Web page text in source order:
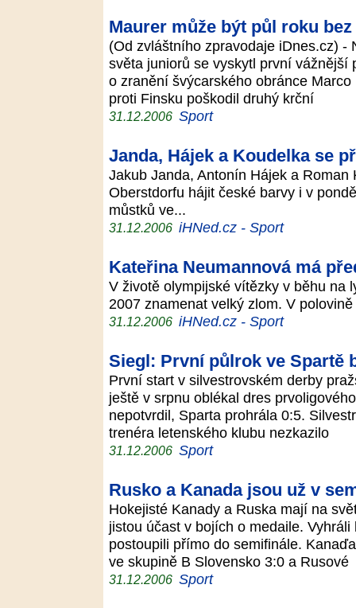
Maurer může být půl roku
(Od zvláštního zpravodaje iDnes.cz)
světa juniorů se vyskytl první vážnější
o zranění švýcarského obránce
proti Finsku poškodil druhý krční
31.12.2006 Sport
Janda, Hájek a Koudelka se
Jakub Janda, Antonín Hájek a
Oberstdorfu hájit české barvy i v
můstků ve...
31.12.2006 iHNed.cz - Sport
Kateřina Neumannová má
V životě olympijské vítězky v běhu na
2007 znamenat velký zlom. V
31.12.2006 iHNed.cz - Sport
Siegl: První půlrok ve Spartě
První start v silvestrovském derby
ještě v srpnu oblékal dres
nepotvrdil, Sparta prohrála 0:5.
trenéra letenského klubu nezkazilo
31.12.2006 Sport
Rusko a Kanada jsou už v
Hokejisté Kanady a Ruska mají na
jistou účast v bojích o medaile.
postoupili přímo do semifinále.
ve skupině B Slovensko 3:0 a Rusové
31.12.2006 Sport